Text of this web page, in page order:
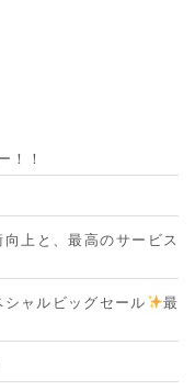
！！
上と、最高のサービス
ャルビッグセール
最